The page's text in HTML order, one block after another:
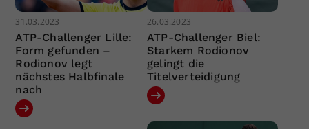
31.03.2023
ATP-Challenger Lille:
Form gefunden –
Rodionov legt
nächstes Halbfinale
nach
26.03.2023
ATP-Challenger Biel:
Starkem Rodionov
gelingt die
Titelverteidigung